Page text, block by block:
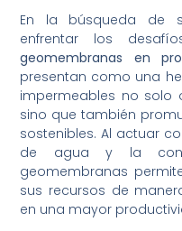
En la búsqueda de
enfrentar los
geomembranas en
presentan como una
impermeables no solo
sino que también
sostenibles. Al actuar
de agua y la
geomembranas
sus recursos de
en una mayor